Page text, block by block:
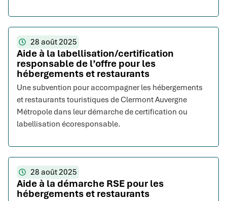
28 août 2025
Aide à la labellisation/certification
responsable de l’offre pour les
hébergements et restaurants
Une subvention pour accompagner les hébergements
et restaurants touristiques de Clermont Auvergne
Métropole dans leur démarche de certification ou
labellisation écoresponsable.
28 août 2025
Aide à la démarche RSE pour les
hébergements et restaurants